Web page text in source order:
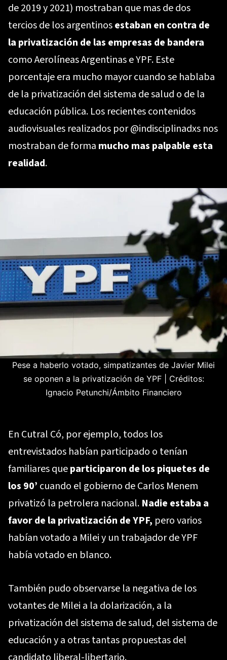
de 2019 y 2021) mostraban que mas de dos
tercios de los argentinosestaban en contra de
la privatización de las empresas de bandera
como Aerolíneas Argentinas e YPF. Este
porcentaje era mucho mayor cuando se hablaba
de la privatización del sistema de salud o de la
educación pública. Los recientes contenidos
audiovisuales realizados por@indisciplinadxs nos
mostraban de forma mucho mas palpable esta
realidad.
Pese a haberlo votado, simpatizantes de Javier Milei
se oponen a la privatización de YPF| Créditos:
Ignacio Petunchi/Ámbito Financiero
En Cutral Có, por ejemplo, todos los
entrevistados habían participado o tenían
familiares queparticiparon de los piquetes de
los 90’ cuando el gobierno de Carlos Menem
privatizó la petrolera nacional. Nadie estaba a
favor de la privatización de YPF, pero varios
habían votado a Milei y un trabajador de YPF
había votado en blanco.
También pudo observarse la negativa de los
votantes de Milei a la dolarización, a la
privatización del sistema de salud, del sistema de
educación y a otras tantas propuestas del